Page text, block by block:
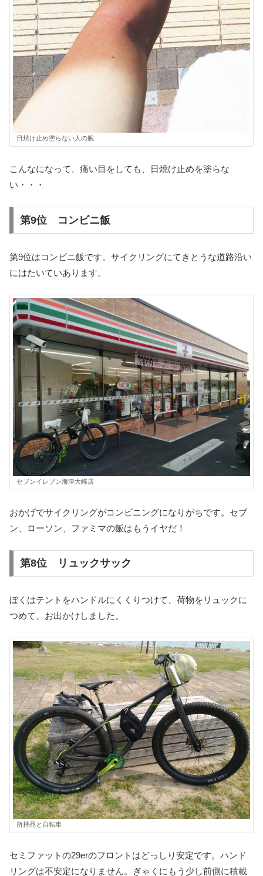
日焼け止め塗らない人の腕
こんなになって、痛い目をしても、日焼け止めを塗らな
い・・・
第9位 コンビニ飯
第9位はコンビニ飯です。サイクリングにてきとうな道路沿い
にはたいていあります。
セブンイレブン海津大崎店
おかげでサイクリングがコンビニングになりがちです。セブ
ン、ローソン、ファミマの飯はもうイヤだ！
第8位 リュックサック
ぼくはテントをハンドルにくくりつけて、荷物をリュックに
つめて、お出かけしました。
所持品と自転車
セミファットの29erのフロントはどっしり安定です。ハンド
リングは不安定になりません。ぎゃくにもう少し前側に積載